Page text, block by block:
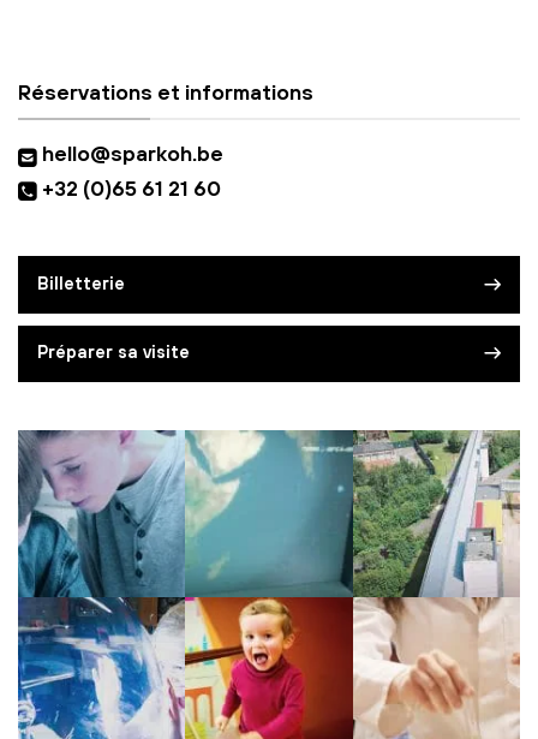
Réservations et informations
hello@sparkoh.be
+32 (0)65 61 21 60
Billetterie
Préparer sa visite